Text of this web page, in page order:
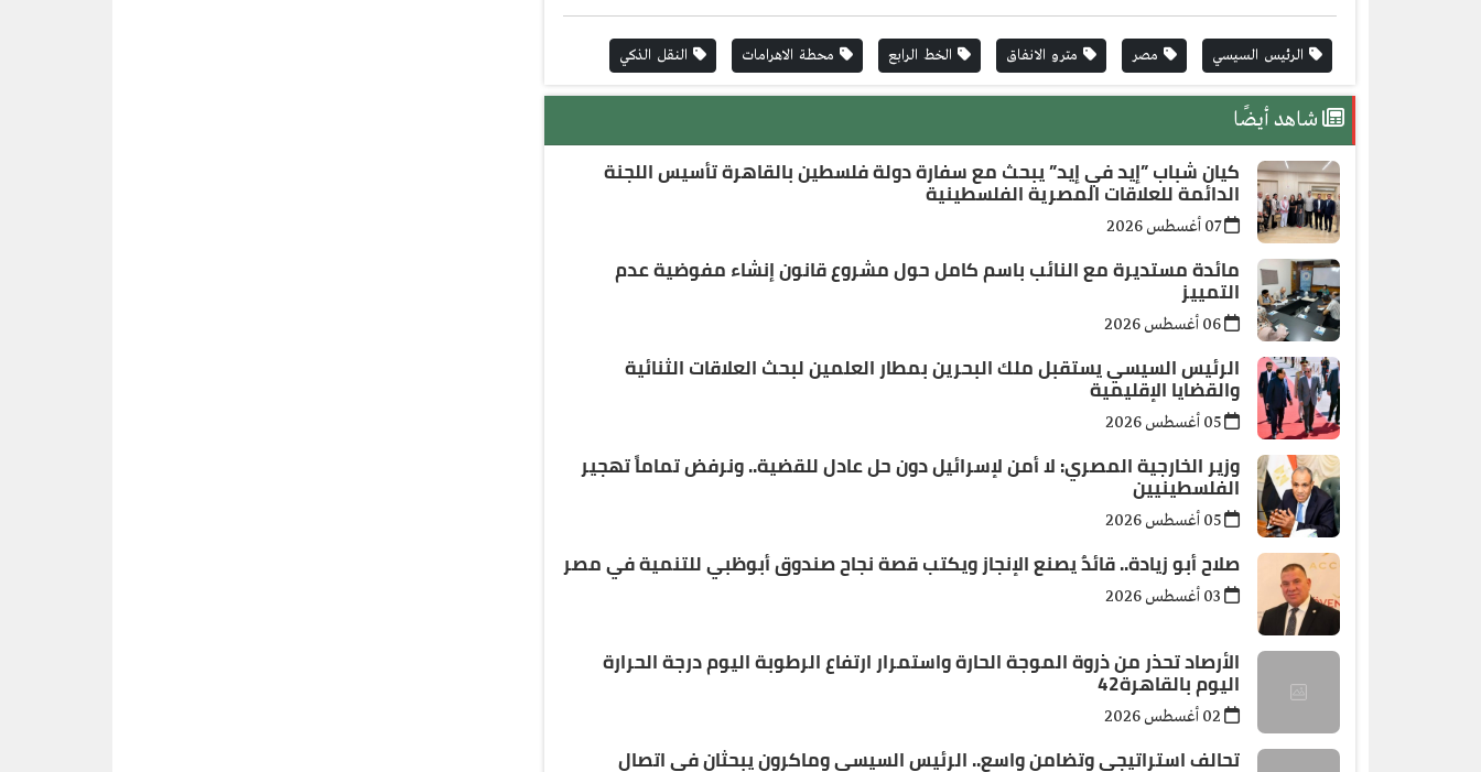
الرئيس السيسي مصر مترو الانفاق الخط الرابع محطة الاهرامات النقل الذكي
شاهد أيضًا
كيان شباب ”إيد في إيد” يبحث مع سفارة دولة فلسطين بالقاهرة تأسيس اللجنة
الدائمة للعلاقات المصرية الفلسطينية
07 أغسطس 2026
مائدة مستديرة مع النائب باسم كامل حول مشروع قانون إنشاء مفوضية عدم
التمييز
الرئيس السيسي يستقبل ملك البحرين بمطار العلمين لبحث العلاقات الثنائية
والقضايا الإقليمية
وزير الخارجية المصري: لا أمن لإسرائيل دون حل عادل للقضية.. ونرفض تماماً تهجير
الفلسطينيين
صلاح أبو زيادة.. قائدٌ يصنع الإنجاز ويكتب قصة نجاح صندوق أبوظبي للتنمية في مصر
الأرصاد تحذر من ذروة الموجة الحارة واستمرار ارتفاع الرطوبة اليوم درجة الحرارة
اليوم بالقاهرة42
تحالف استراتيجي وتضامن واسع.. الرئيس السيسي وماكرون يبحثان في اتصال